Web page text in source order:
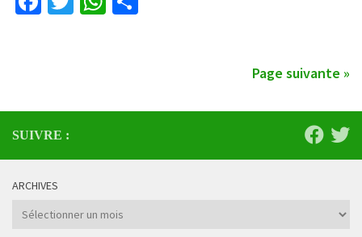
Page suivante »
SUIVRE :
ARCHIVES
Archives